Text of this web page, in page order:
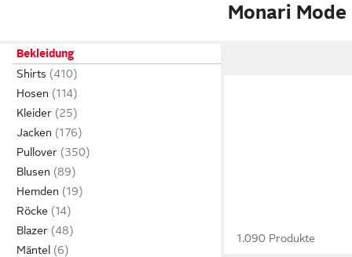
Monari Mode
Bekleidung
Shirts
Hosen
Kleider
Jacken
Pullover
Blusen
Hemden
Röcke
Blazer
Mäntel
1.090 Produkte